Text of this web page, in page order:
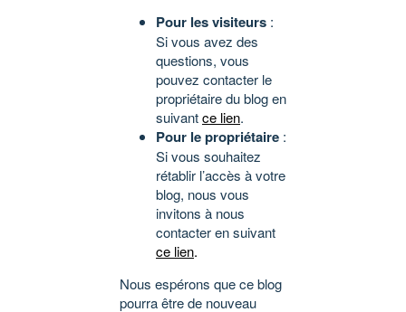
Pour les visiteurs :
Si vous avez des
questions, vous
pouvez contacter le
propriétaire du blog en
suivantce lien.
Pour le propriétaire :
Si vous souhaitez
rétablir l’accès à votre
blog, nous vous
invitons à nous
contacter en suivant
ce lien.
Nous espérons que ce blog
pourra être de nouveau